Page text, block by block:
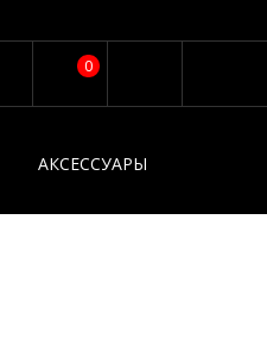
0
АКСЕССУАРЫ